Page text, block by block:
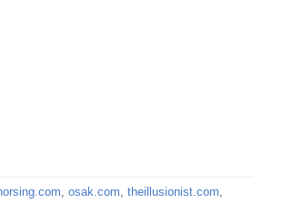
, osak.com, theillusionist.com,